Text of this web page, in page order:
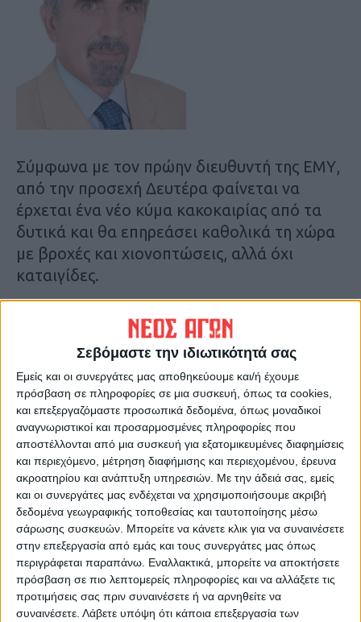
Σεβόμαστε την ιδιωτικότητά σας
Εμείς και οι συνεργάτες μας αποθηκεύουμε και/ή έχουμε
πρόσβαση σε πληροφορίες σε μια συσκευή, όπως τα cookies,
και επεξεργαζόμαστε προσωπικά δεδομένα, όπως μοναδικοί
αναγνωριστικοί και προσαρμοσμένες πληροφορίες που
αποστέλλονται από μια συσκευή για εξατομικευμένες διαφημίσεις
και περιεχόμενο, μέτρηση διαφήμισης και περιεχομένου, έρευνα
ακροατηρίου και ανάπτυξη υπηρεσιών. Με την άδειά σας, εμείς
και οι συνεργάτες μας ενδέχεται να χρησιμοποιήσουμε ακριβή
δεδομένα γεωγραφικής τοποθεσίας και ταυτοποίησης μέσω
σάρωσης συσκευών. Μπορείτε να κάνετε κλικ για να συναινέσετε
στην επεξεργασία από εμάς και τους συνεργάτες μας όπως
περιγράφεται παραπάνω. Εναλλακτικά, μπορείτε να αποκτήσετε
πρόσβαση σε πιο λεπτομερείς πληροφορίες και να αλλάξετε τις
προτιμήσεις σας πριν συναινέσετε ή να αρνηθείτε να
συναινέσετε. Λάβετε υπόψη ότι κάποια επεξεργασία των
Σύμφωνα με τον πρώην διευθυντή της ΕΜΥ,
από την προσεχή Δευτέρα φαίνεται να
έρχεται ένα νέο κύμα κακοκαιρίας από τα
δυτικά και θα επηρεάσει καθολικά τη χώρα
με βροχές και χιονοπτώσεις, αλλά όχι
καταιγίδες.
«Το κύμα αυτό θα μας απασχολήσει από την
Κυριακή το βράδυ με φαινόμενα σε όλη τη
χώρα μέχρι τουλάχιστον την Τετάρτη. Θα
έχουμε υγρό καιρό. Ωστόσο, από την
Πέμπτη και έπειτα το σκηνικό φαίνεται να
αλλάζει εκ νέου, με τον καιρό να
καλυτερεύει και τη θερμοκρασία να
ανεβαίνει ξανά και να φτάνει τους 15-16
βαθμούς Κελσίου», καταλήγει ο κ. Καντερές.
Τελευταίες Ειδήσεις Σήμερα
Ακολούθησε την εφημερίδα ΝΕΟΣ
ΑΓΩΝ στο Google News!